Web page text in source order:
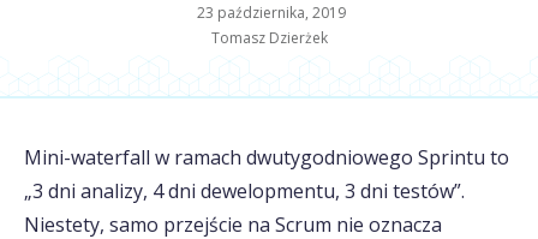
23 października, 2019
Tomasz Dzierżek
Mini-waterfall w ramach dwutygodniowego Sprintu to
„3 dni analizy, 4 dni dewelopmentu, 3 dni testów”.
Niestety, samo przejście na Scrum nie oznacza